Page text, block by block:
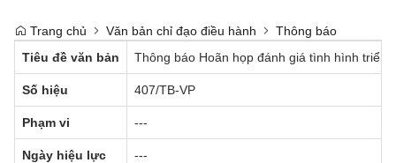
Trang chủ Văn bản chỉ đạo điều hành
Thông báo
Tiêu đề văn bản
Thông báo Hoãn họp đánh giá tình hình triển
Số hiệu 407/TB-VP
Phạm vi ---
Ngày hiệu lực ---